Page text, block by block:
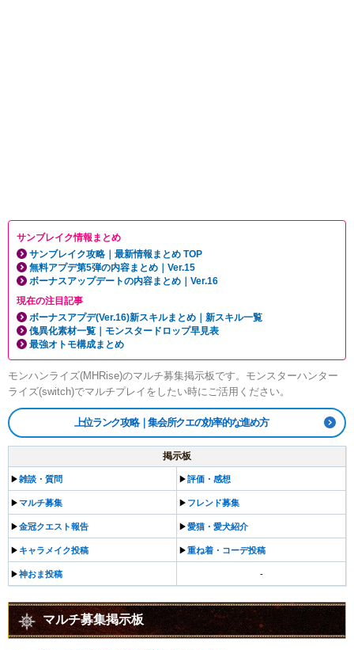
サンブレイク情報まとめ
サンブレイク攻略｜最新情報まとめ TOP
無料アプデ第5弾の内容まとめ｜Ver.15
ボーナスアップデートの内容まとめ｜Ver.16
現在の注目記事
ボーナスアプデ(Ver.16)新スキルまとめ｜新スキル一覧
傀異化素材一覧｜モンスタードロップ早見表
最強オトモ構成まとめ
モンハンライズ(MHRise)のマルチ募集掲示板です。モンスターハンター
ライズ(switch)でマルチプレイをしたい時にご活用ください。
上位ランク攻略｜集会所クエの効率的な進め方
掲示板
▶︎雑談・質問 ▶︎評価・感想
▶︎マルチ募集 ▶︎ フレンド募集
▶︎金冠クエスト報告 ▶︎愛猫・愛犬紹介
▶︎ キャラメイク投稿 ▶︎重ね着・コーデ投稿
▶︎神おま投稿 -
マルチ募集掲示板